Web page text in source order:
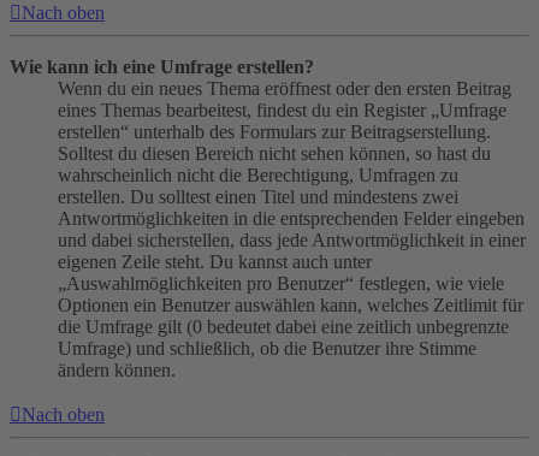
Nach oben
Wie kann ich eine Umfrage erstellen?
Wenn du ein neues Thema eröffnest oder den ersten Beitrag
eines Themas bearbeitest, findest du ein Register „Umfrage
erstellen“ unterhalb des Formulars zur Beitragserstellung.
Solltest du diesen Bereich nicht sehen können, so hast du
wahrscheinlich nicht die Berechtigung, Umfragen zu
erstellen. Du solltest einen Titel und mindestens zwei
Antwortmöglichkeiten in die entsprechenden Felder eingeben
und dabei sicherstellen, dass jede Antwortmöglichkeit in einer
eigenen Zeile steht. Du kannst auch unter
„Auswahlmöglichkeiten pro Benutzer“ festlegen, wie viele
Optionen ein Benutzer auswählen kann, welches Zeitlimit für
die Umfrage gilt (0 bedeutet dabei eine zeitlich unbegrenzte
Umfrage) und schließlich, ob die Benutzer ihre Stimme
ändern können.
Nach oben